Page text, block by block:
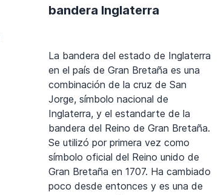
bandera Inglaterra
La bandera del estado de Inglaterra
en el país de Gran Bretaña es una
combinación de la cruz de San
Jorge, símbolo nacional de
Inglaterra, y el estandarte de la
bandera del Reino de Gran Bretaña.
Se utilizó por primera vez como
símbolo oficial del Reino unido de
Gran Bretaña en 1707. Ha cambiado
poco desde entonces y es una de